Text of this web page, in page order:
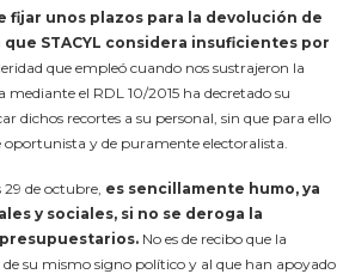
fijar unos plazos para la devolución de
STACYL considera insuficientes por
que empleó cuando nos sustrajeron la
mediante el RDL 10/2015 ha decretado su
dichos recortes a su personal, sin que para ello
oportunista y de puramente electoralista.
de octubre, es sencillamente humo, ya
y sociales, si no se deroga la
No es de recibo que la
su mismo signo político y al que han apoyado